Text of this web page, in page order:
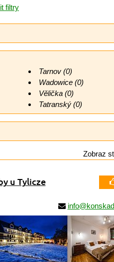
filtry
Tarnov (0)
Wadowice (0)
Vělička (0)
Tatranský (0)
Zobraz
u Tylicze